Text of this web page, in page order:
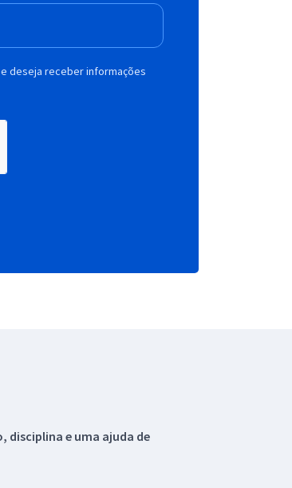
deseja receber informações
disciplina e uma ajuda de